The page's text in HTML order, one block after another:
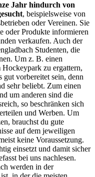
Jahr hindurch von
, beispielsweise von
oder Vereinen. Sie
oder Produkte informieren
verkaufen. Auch der
Studenten, die
Um z. B. einen
zu ergattern,
gut vorbereitet sein, denn
sehr beliebt. Zum einen
um anderen sind die
so beschränken sich
und Werben. Um
brauchst du gute
auf dem jeweiligen
keine Voraussetzung.
einsetzt und damit sicher
bei uns nachlesen.
werden in der